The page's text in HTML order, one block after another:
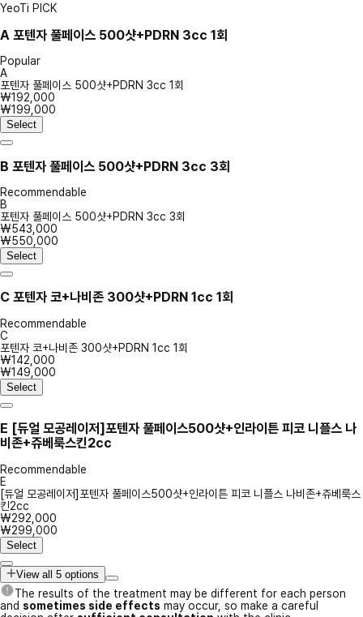
YeoTi PICK
A 포텐자 풀페이스 500샷+PDRN 3cc 1회
Popular
A
포텐자 풀페이스 500샷+PDRN 3cc 1회
₩192,000
₩199,000
Select
B 포텐자 풀페이스 500샷+PDRN 3cc 3회
Recommendable
B
포텐자 풀페이스 500샷+PDRN 3cc 3회
₩543,000
₩550,000
Select
C 포텐자 코+나비존 300샷+PDRN 1cc 1회
Recommendable
C
포텐자 코+나비존 300샷+PDRN 1cc 1회
₩142,000
₩149,000
Select
E [듀얼 모공레이저]포텐자 풀페이스500샷+인라이튼 피코 니플스 나
비존+쥬베룩스킨2cc
Recommendable
E
[듀얼 모공레이저]포텐자 풀페이스500샷+인라이튼 피코 니플스 나비존+쥬베룩스
킨2cc
₩292,000
₩299,000
Select
View all 5 options
The results of the treatment may be different for each person
and sometimes side effects may occur, so make a careful